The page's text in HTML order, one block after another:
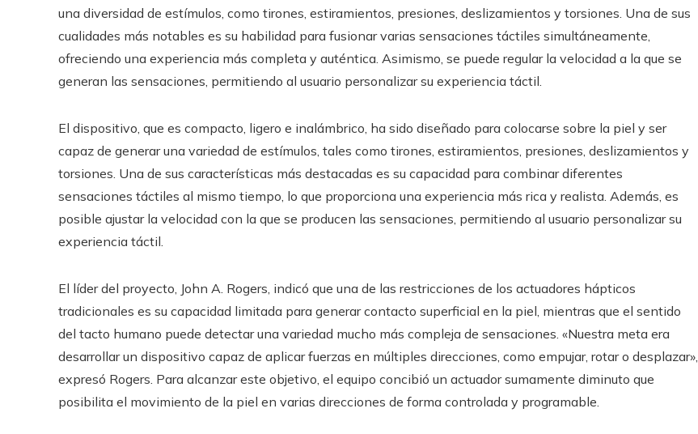
una diversidad de estímulos, como tirones, estiramientos, presiones, deslizamientos y torsiones. Una de sus
cualidades más notables es su habilidad para fusionar varias sensaciones táctiles simultáneamente,
ofreciendo una experiencia más completa y auténtica. Asimismo, se puede regular la velocidad a la que se
generan las sensaciones, permitiendo al usuario personalizar su experiencia táctil.
El dispositivo, que es compacto, ligero e inalámbrico, ha sido diseñado para colocarse sobre la piel y ser
capaz de generar una variedad de estímulos, tales como tirones, estiramientos, presiones, deslizamientos y
torsiones. Una de sus características más destacadas es su capacidad para combinar diferentes
sensaciones táctiles al mismo tiempo, lo que proporciona una experiencia más rica y realista. Además, es
posible ajustar la velocidad con la que se producen las sensaciones, permitiendo al usuario personalizar su
experiencia táctil.
El líder del proyecto, John A. Rogers, indicó que una de las restricciones de los actuadores hápticos
tradicionales es su capacidad limitada para generar contacto superficial en la piel, mientras que el sentido
del tacto humano puede detectar una variedad mucho más compleja de sensaciones. «Nuestra meta era
desarrollar un dispositivo capaz de aplicar fuerzas en múltiples direcciones, como empujar, rotar o desplazar»,
expresó Rogers. Para alcanzar este objetivo, el equipo concibió un actuador sumamente diminuto que
posibilita el movimiento de la piel en varias direcciones de forma controlada y programable.